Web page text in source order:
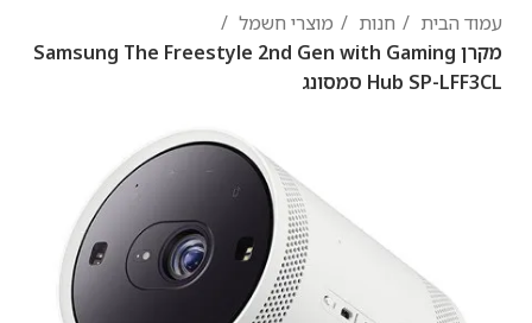
עמוד הבית חנות
מוצרי חשמל
מקרן Samsung The Freestyle 2nd Gen with Gaming
Hub SP-LFF3CL סמסונג